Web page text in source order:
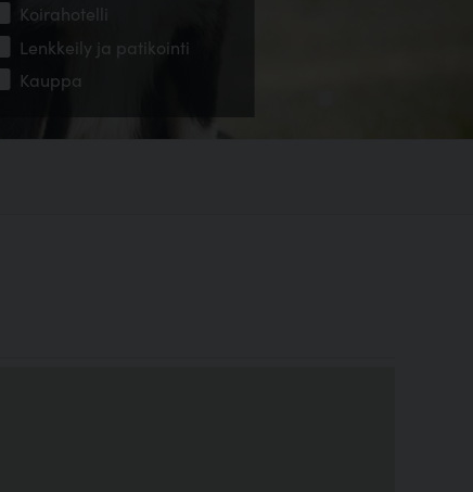
Koirahotelli
Lenkkeily ja patikointi
Kauppa